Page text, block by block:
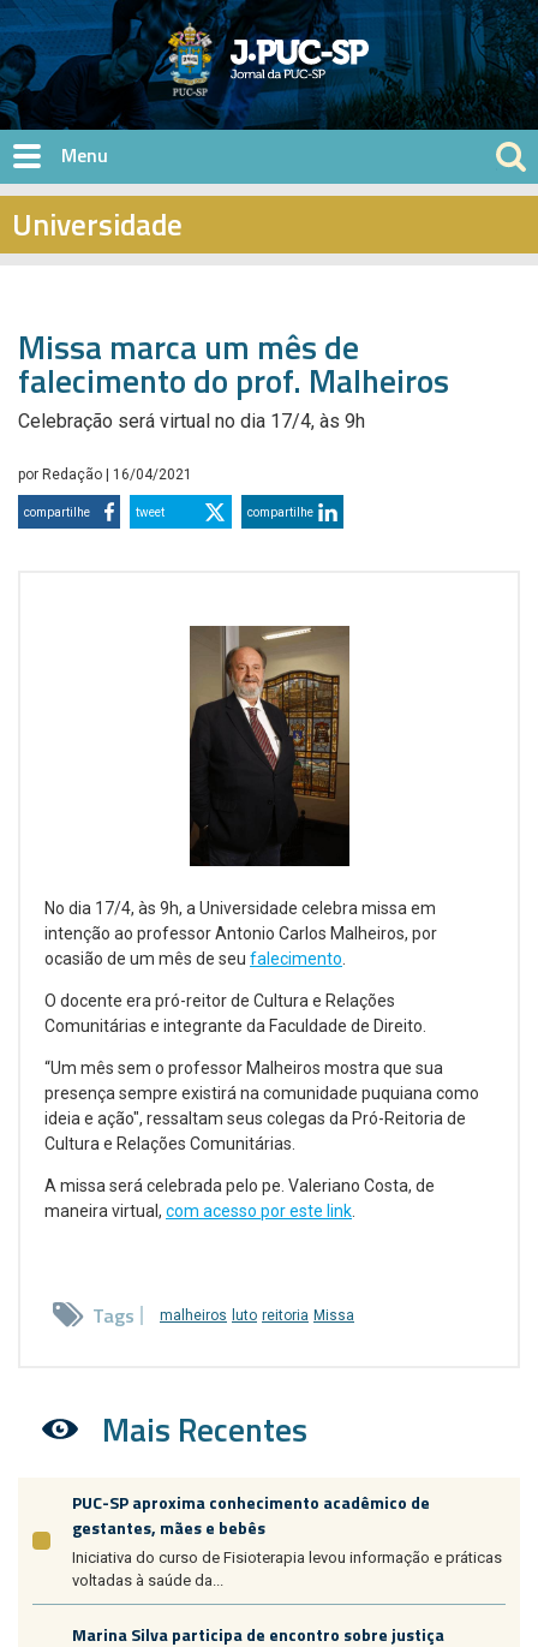
Pular para o conteúdo principal
Universidade
Missa marca um mês de
falecimento do prof. Malheiros
Celebração será virtual no dia 17/4, às 9h
por Redação | 16/04/2021
compartilhe tweet compartilhe
No dia 17/4, às 9h, a Universidade celebra missa em
intenção ao professor Antonio Carlos Malheiros, por
ocasião de um mês de seu falecimento
O docente era pró-reitor de Cultura e Relações
Comunitárias e integrante da Faculdade de Direito.
“Um mês sem o professor Malheiros mostra que sua
presença sempre existirá na comunidade puquiana como
ideia e ação", ressaltam seus colegas da Pró-Reitoria de
Cultura e Relações Comunitárias.
A missa será celebrada pelo pe. Valeriano Costa, de
maneira virtual, com acesso por este link
Tags malheiros luto reitoria Missa
Mais Recentes
PUC-SP aproxima conhecimento acadêmico de
gestantes, mães e bebês
Iniciativa do curso de Fisioterapia levou informação e práticas
voltadas à saúde da...
Marina Silva participa de encontro sobre justiça